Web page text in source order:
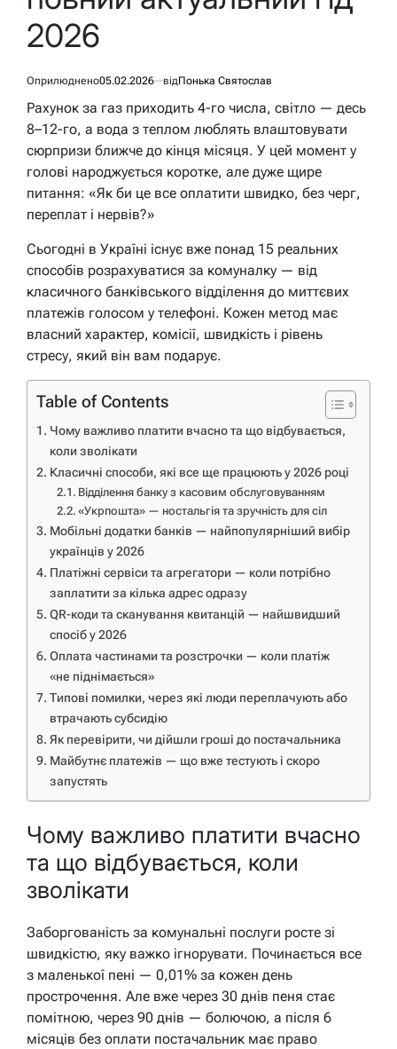
2026
Оприлюднено05.02.2026 відПонька Святослав
Рахунок за газ приходить 4-го числа, світло — десь
8–12-го, а вода з теплом люблять влаштовувати
сюрпризи ближче до кінця місяця. У цей момент у
голові народжується коротке, але дуже щире
питання: «Як би це все оплатити швидко, без черг,
переплат і нервів?»
Сьогодні в Україні існує вже понад 15 реальних
способів розрахуватися за комуналку — від
класичного банківського відділення до миттєвих
платежів голосом у телефоні. Кожен метод має
власний характер, комісії, швидкість і рівень
стресу, який він вам подарує.
Table of Contents
Чому важливо платити вчасно та що відбувається,
коли зволікати
Класичні способи, які все ще працюють у 2026 році
Відділення банку з касовим обслуговуванням
«Укрпошта» — ностальгія та зручність для сіл
Мобільні додатки банків — найпопулярніший вибір
українців у 2026
Платіжні сервіси та агрегатори — коли потрібно
заплатити за кілька адрес одразу
QR-коди та сканування квитанцій — найшвидший
спосіб у 2026
Оплата частинами та розстрочки — коли платіж
«не піднімається»
Типові помилки, через які люди переплачують або
втрачають субсидію
Як перевірити, чи дійшли гроші до постачальника
Майбутнє платежів — що вже тестують і скоро
запустять
Чому важливо платити вчасно
та що відбувається, коли
зволікати
Заборгованість за комунальні послуги росте зі
швидкістю, яку важко ігнорувати. Починається все
з маленької пені — 0,01% за кожен день
прострочення. Але вже через 30 днів пеня стає
помітною, через 90 днів — болючою, а після 6
місяців без оплати постачальник має право